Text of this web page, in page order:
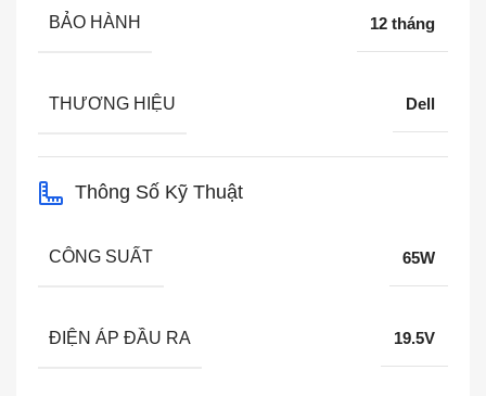
BẢO HÀNH 12 tháng
THƯƠNG HIỆU Dell
Thông Số Kỹ Thuật
CÔNG SUẤT 65W
ĐIỆN ÁP ĐẦU RA 19.5V